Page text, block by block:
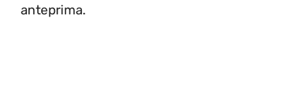
anteprima.